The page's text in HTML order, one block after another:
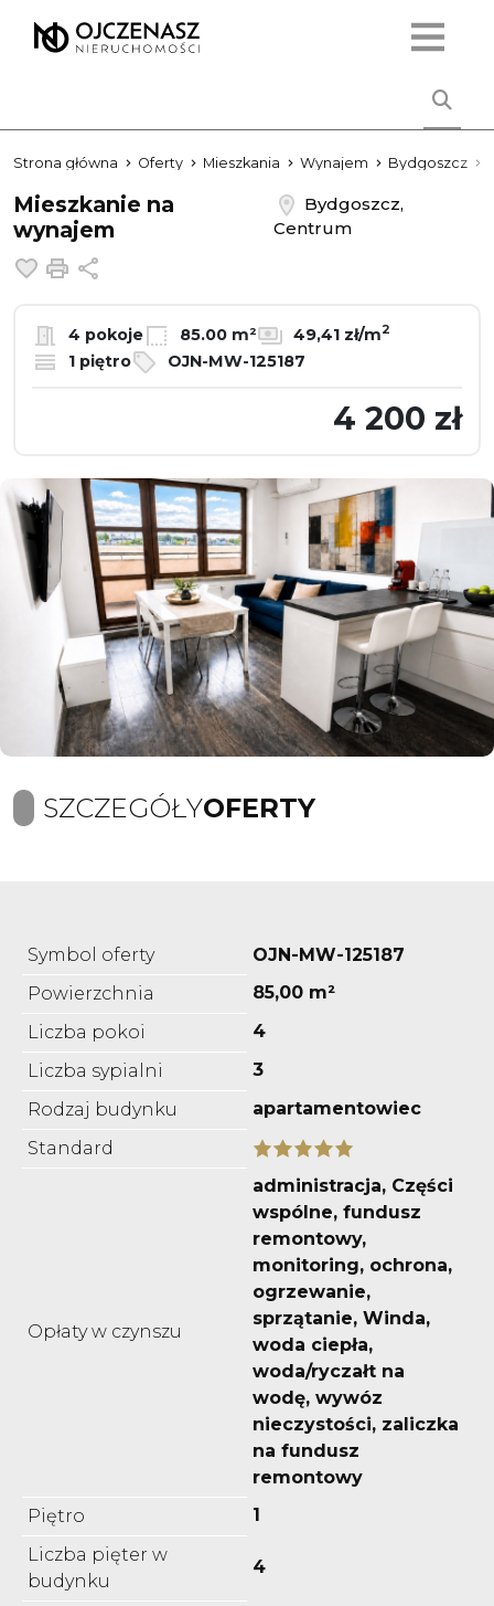
Strona główna Oferty Mieszkania Wynajem Bydgoszcz
Mieszkanie na
wynajem
Bydgoszcz,
Centrum
Dodaj do ulubionych
Drukuj
4 pokoje 85.00 m² 49,41 zł/m2
1 piętro OJN-MW-125187
4 200 zł
SZCZEGÓŁYOFERTY
Symbol oferty
OJN-MW-125187
Powierzchnia
85,00 m²
Liczba pokoi
4
Liczba sypialni
3
Rodzaj budynku
apartamentowiec
Standard
Opłaty w czynszu
administracja, Części
wspólne, fundusz
remontowy,
monitoring, ochrona,
ogrzewanie,
sprzątanie, Winda,
woda ciepła,
woda/ryczałt na
wodę, wywóz
nieczystości, zaliczka
na fundusz
remontowy
Piętro
1
Liczba pięter w
budynku
4